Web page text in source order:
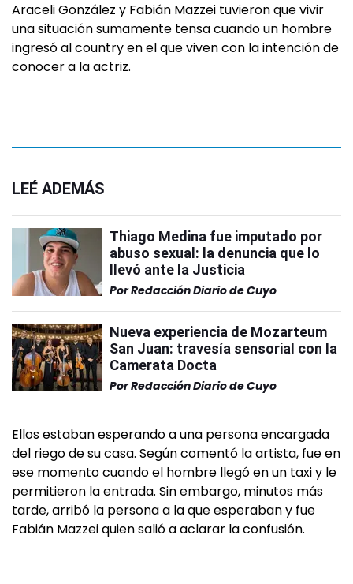
Araceli González y Fabián Mazzei tuvieron que vivir
una situación sumamente tensa cuando un hombre
ingresó al country en el que viven con la intención de
conocer a la actriz.
LEÉ ADEMÁS
Thiago Medina fue imputado por
abuso sexual: la denuncia que lo
llevó ante la Justicia
PorRedacción Diario de Cuyo
Nueva experiencia de Mozarteum
San Juan: travesía sensorial con la
Camerata Docta
PorRedacción Diario de Cuyo
Ellos estaban esperando a una persona encargada
del riego de su casa. Según comentó la artista, fue en
ese momento cuando el hombre llegó en un taxi y le
permitieron la entrada. Sin embargo, minutos más
tarde, arribó la persona a la que esperaban y fue
Fabián Mazzei quien salió a aclarar la confusión.